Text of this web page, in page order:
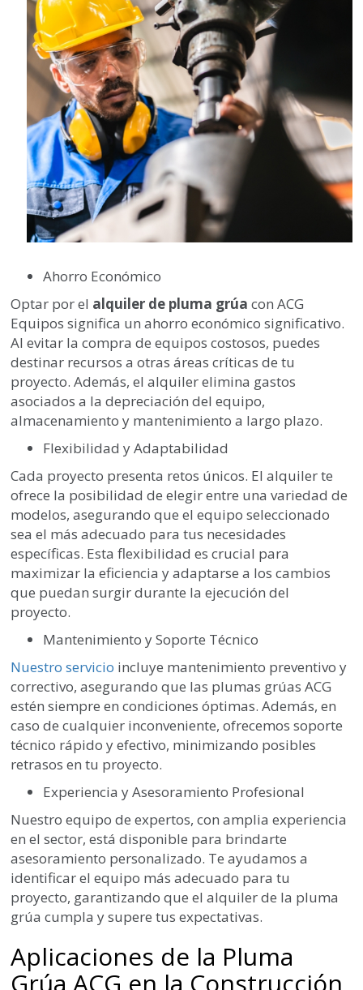
Ahorro Económico
Optar por el alquiler de pluma grúa con ACG
Equipos significa un ahorro económico significativo.
Al evitar la compra de equipos costosos, puedes
destinar recursos a otras áreas críticas de tu
proyecto. Además, el alquiler elimina gastos
asociados a la depreciación del equipo,
almacenamiento y mantenimiento a largo plazo.
Flexibilidad y Adaptabilidad
Cada proyecto presenta retos únicos. El alquiler te
ofrece la posibilidad de elegir entre una variedad de
modelos, asegurando que el equipo seleccionado
sea el más adecuado para tus necesidades
específicas. Esta flexibilidad es crucial para
maximizar la eficiencia y adaptarse a los cambios
que puedan surgir durante la ejecución del
proyecto.
Mantenimiento y Soporte Técnico
Nuestro servicio incluye mantenimiento preventivo y
correctivo, asegurando que las plumas grúas ACG
estén siempre en condiciones óptimas. Además, en
caso de cualquier inconveniente, ofrecemos soporte
técnico rápido y efectivo, minimizando posibles
retrasos en tu proyecto.
Experiencia y Asesoramiento Profesional
Nuestro equipo de expertos, con amplia experiencia
en el sector, está disponible para brindarte
asesoramiento personalizado. Te ayudamos a
identificar el equipo más adecuado para tu
proyecto, garantizando que el alquiler de la pluma
grúa cumpla y supere tus expectativas.
Aplicaciones de la Pluma
Grúa ACG en la Construcción